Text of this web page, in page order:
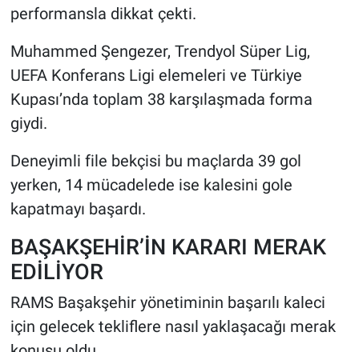
performansla dikkat çekti.
Muhammed Şengezer, Trendyol Süper Lig,
UEFA Konferans Ligi elemeleri ve Türkiye
Kupası’nda toplam 38 karşılaşmada forma
giydi.
Deneyimli file bekçisi bu maçlarda 39 gol
yerken, 14 mücadelede ise kalesini gole
kapatmayı başardı.
BAŞAKŞEHİR’İN KARARI MERAK
EDİLİYOR
RAMS Başakşehir yönetiminin başarılı kaleci
için gelecek tekliflere nasıl yaklaşacağı merak